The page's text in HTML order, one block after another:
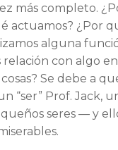
más completo.
actuamos? ¿Por
alguna
relación con algo
Se debe a
“ser” Prof. Jack,
seres — y